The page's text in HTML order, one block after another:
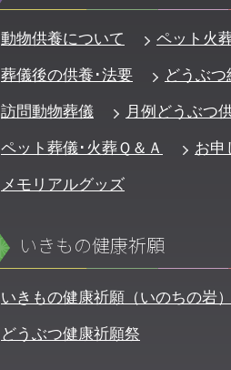
動物供養について ペット火
葬儀後の供養･法要
どうぶ
訪問動物葬儀
月例どうぶつ
ペット葬儀･火葬Ｑ＆Ａ
お申
メモリアルグッズ
いきもの健康祈願
いきもの健康祈願（いのちの岩）
どうぶつ健康祈願祭